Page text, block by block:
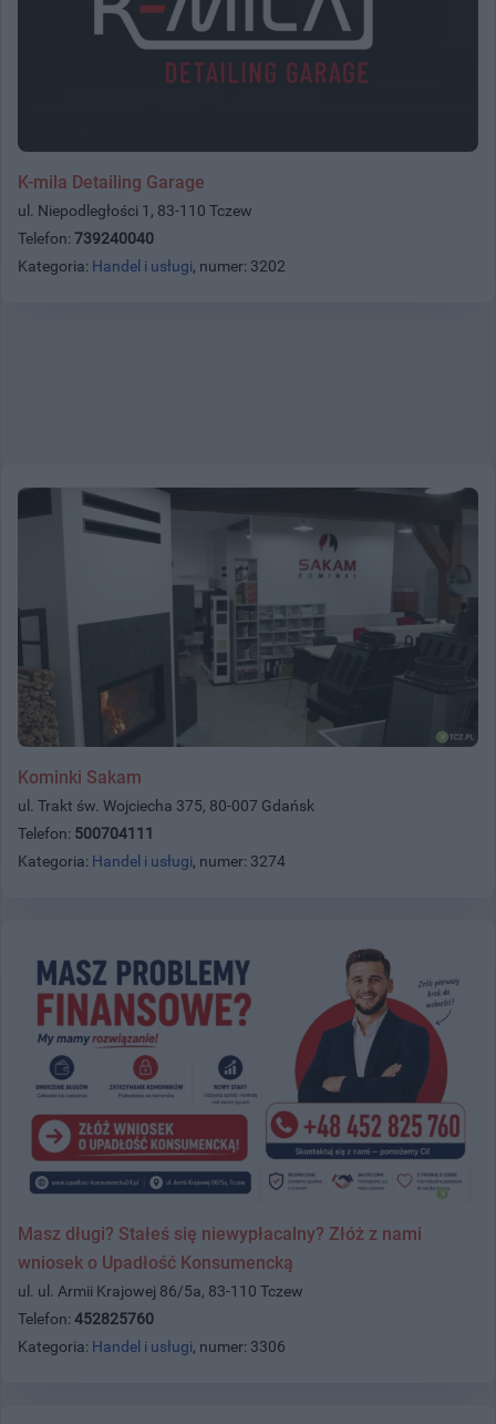
K-mila Detailing Garage
ul. Niepodległości 1, 83-110 Tczew
Telefon: 739240040
Kategoria: Handel i usługi, numer: 3202
Kominki Sakam
ul. Trakt św. Wojciecha 375, 80-007 Gdańsk
Telefon: 500704111
Kategoria: Handel i usługi, numer: 3274
Masz długi? Stałeś się niewypłacalny? Złóż z nami
wniosek o Upadłość Konsumencką
ul. ul. Armii Krajowej 86/5a, 83-110 Tczew
Telefon: 452825760
Kategoria: Handel i usługi, numer: 3306